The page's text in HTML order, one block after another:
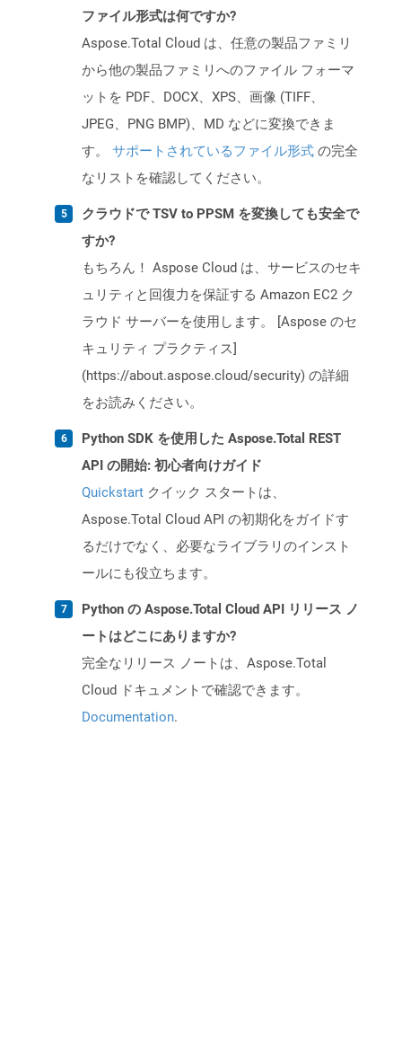
ファイル形式は何ですか?
Aspose.Total Cloud は、任意の製品ファミリ
から他の製品ファミリへのファイル フォーマ
ットを PDF、DOCX、XPS、画像 (TIFF、
JPEG、PNG BMP)、MD などに変換できま
す。 サポートされているファイル形式 の完全
なリストを確認してください。
クラウドで TSV to PPSM を変換しても安全で
すか?
もちろん！ Aspose Cloud は、サービスのセキ
ュリティと回復力を保証する Amazon EC2 ク
ラウド サーバーを使用します。 [Aspose のセ
キュリティ プラクティス]
(https://about.aspose.cloud/security) の詳細
をお読みください。
Python SDK を使用した Aspose.Total REST
API の開始: 初心者向けガイド
Quickstart クイック スタートは、
Aspose.Total Cloud API の初期化をガイドす
るだけでなく、必要なライブラリのインスト
ールにも役立ちます。
Python の Aspose.Total Cloud API リリース ノ
ートはどこにありますか?
完全なリリース ノートは、Aspose.Total
Cloud ドキュメントで確認できます。
Documentation.